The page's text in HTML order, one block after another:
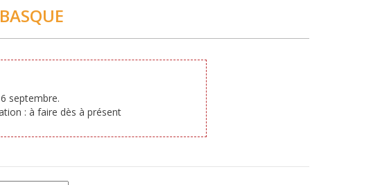
septembre.
: à faire dès à présent